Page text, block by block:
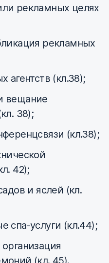
рекламных целях
рекламных
агентств (кл.38);
вещание
38);
(кл.38);
42);
и яслей (кл.
спа-услуги (кл.44);